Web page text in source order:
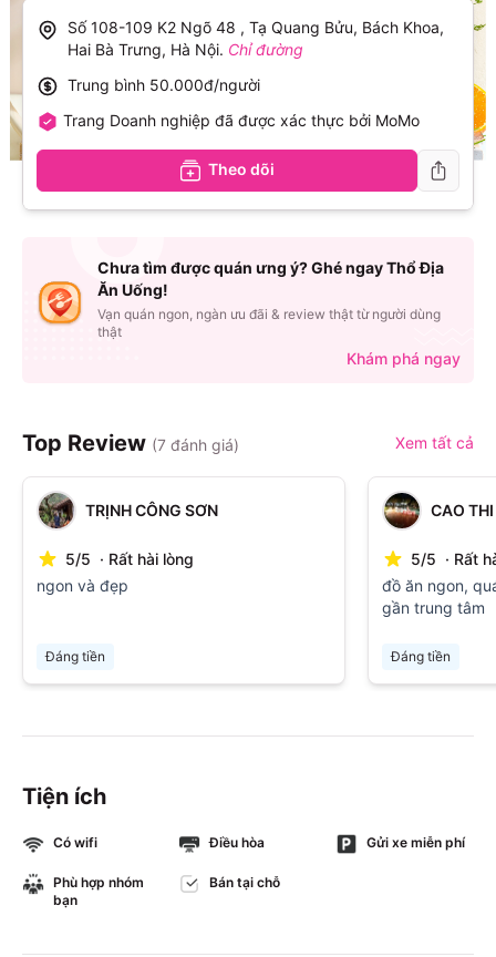
Top Review (7 đánh giá) Xem tất cả
TRỊNH CÔNG SƠN
5/5 · Rất hài lòng
ngon và đẹp
Đáng tiền
CAO
5/5 · Rất
đồ ăn ngon,
gần trung tâm
Đáng tiền
Tiện ích
Có wifi Điều hòa Gửi xe miễn phí
Phù hợp nhóm
bạn
Bán tại chỗ
Số 108-109 K2 Ngõ 48 , Tạ Quang Bửu, Bách Khoa,
Hai Bà Trưng, Hà Nội. Chỉ đường
Trung bình 50.000đ/người
Trang Doanh nghiệp đã được xác thực bởi MoMo
Theo dõi
Chưa tìm được quán ưng ý? Ghé ngay Thổ Địa
Ăn Uống!
Vạn quán ngon, ngàn ưu đãi & review thật từ người dùng
thật
Khám phá ngay